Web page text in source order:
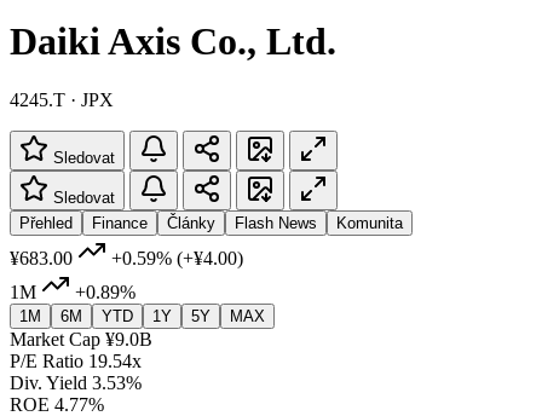
Daiki Axis Co., Ltd.
4245.T · JPX
Sledovat
Sledovat
Přehled
Finance Články Flash News Komunita
¥683.00 +0.59% (+¥4.00)
1M
+0.89%
1M 6M YTD 1Y 5Y MAX
Market Cap ¥9.0B
P/E Ratio 19.54x
Div. Yield 3.53%
ROE 4.77%